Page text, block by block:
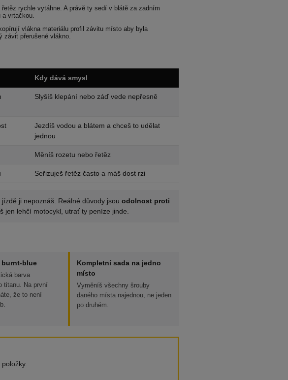
rychle vytáhne. A právě ty sedí v blátě za zadním
a vrtačkou.
vlákna materiálu profil závitu místo aby byla
závit přerušené vlákno.
Kdy dává smysl
Slyšíš klepání nebo záď vede nepřesně
Jezdíš vodou a blátem a chceš to udělat
jednou
Měníš rozetu nebo řetěz
Seřizuješ řetěz často a máš dost rzi
ji nepoznáš. Reálné důvody jsou odolnost proti
jen lehčí motocykl, utrať ty peníze jinde.
burnt-blue
barva
titanu. Na první
že to není
Kompletní sada na jedno
místo
Vyměníš všechny šrouby
daného místa najednou, ne jeden
po druhém.